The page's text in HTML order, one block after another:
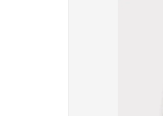
Гранитные